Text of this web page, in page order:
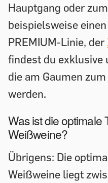
Hauptgang oder
beispielsweise
PREMIUM-Linie, der
findest du exklusive
die am Gaumen
werden.
Was ist die optimale
Weißweine?
Übrigens: Die
Weißweine liegt